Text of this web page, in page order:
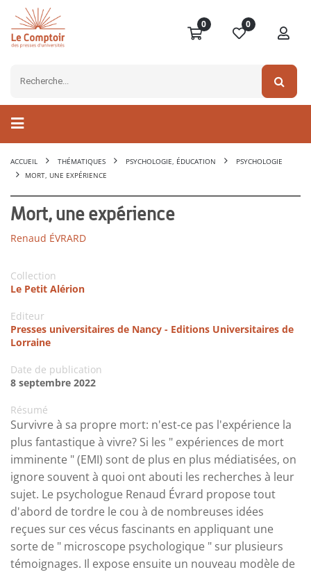
0 0
ACCUEIL THÉMATIQUES PSYCHOLOGIE, ÉDUCATION
PSYCHOLOGIE
MORT, UNE EXPÉRIENCE
Mort, une expérience
Renaud ÉVRARD
Collection
Le Petit Alérion
Editeur
Presses universitaires de Nancy - Editions Universitaires de
Lorraine
Date de publication
8 septembre 2022
Résumé
Survivre à sa propre mort: n'est-ce pas l'expérience la
plus fantastique à vivre? Si les " expériences de mort
imminente " (EMI) sont de plus en plus médiatisées, on
ignore souvent à quoi ont abouti les recherches à leur
sujet. Le psychologue Renaud Évrard propose tout
d'abord de tordre le cou à de nombreuses idées
reçues sur ces vécus fascinants en appliquant une
sorte de " microscope psychologique " sur plusieurs
témoignages. Il expose ensuite un nouveau modèle de